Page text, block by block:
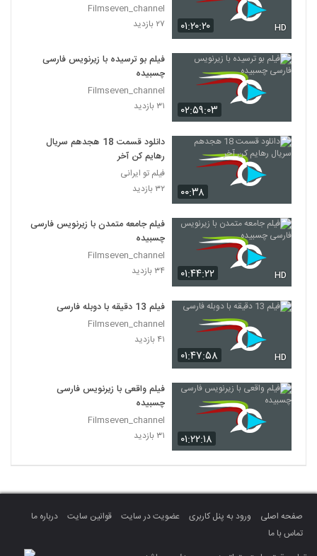
۰۱:۲۰:۲۰ HD
Filmseven_channel
۲۷ بازدید
۰۲:۵۹:۰۳
فیلم بو ترسیده با زیرنویس فارسی
چسبیده
Filmseven_channel
۳۱ بازدید
۰۰:۳۸
دانلود قسمت 18 هجدهم سریال
رهایم کن آخر
فیلم تو ایرانی
۳۲ بازدید
۰۱:۴۴:۲۲ HD
فیلم جامعه متمدن با زیرنویس فارسی
چسبیده
Filmseven_channel
۳۴ بازدید
۰۱:۴۷:۵۸ HD
فیلم 13 دقیقه با دوبله فارسی
Filmseven_channel
۴۱ بازدید
۰۱:۲۲:۱۸
فیلم واقعی با زیرنویس فارسی
چسبیده
Filmseven_channel
۳۱ بازدید
صفحه اصلی ورود به پنل کاربری عضویت در سایت قوانین سایت
درباره ما
تماس با ما